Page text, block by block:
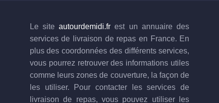
Le siteautourdemidi.fr est un annuaire des
services de livraison de repas en France. En
plus des coordonnées des différents services,
vous pourrez retrouver des informations utiles
comme leurs zones de couverture, la façon de
les utiliser. Pour contacter les services de
livraison de repas, vous pouvez utiliser les